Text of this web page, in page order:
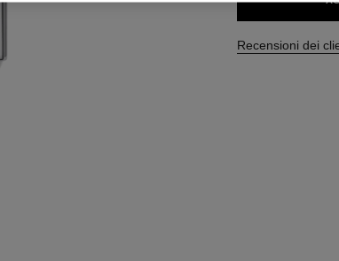
Recensioni dei